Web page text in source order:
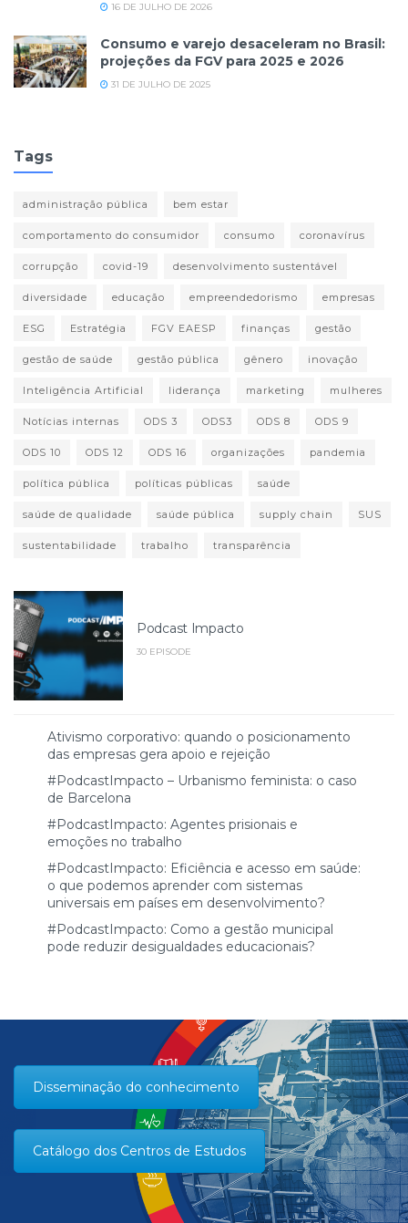
16 DE JULHO DE 2026
Consumo e varejo desaceleram no Brasil:
projeções da FGV para 2025 e 2026
31 DE JULHO DE 2025
Tags
administração pública bem estar
comportamento do consumidor consumo coronavírus
corrupção covid-19 desenvolvimento sustentável
diversidade educação empreendedorismo empresas
ESG Estratégia FGV EAESP finanças gestão
gestão de saúde gestão pública gênero inovação
Inteligência Artificial liderança marketing mulheres
Notícias internas ODS 3 ODS3 ODS 8 ODS 9
ODS 10 ODS 12 ODS 16 organizações pandemia
política pública políticas públicas saúde
saúde de qualidade saúde pública supply chain SUS
sustentabilidade trabalho transparência
Podcast Impacto
30 EPISODE
Ativismo corporativo: quando o posicionamento
das empresas gera apoio e rejeição
#PodcastImpacto – Urbanismo feminista: o caso
de Barcelona
#PodcastImpacto: Agentes prisionais e
emoções no trabalho
#PodcastImpacto: Eficiência e acesso em saúde:
o que podemos aprender com sistemas
universais em países em desenvolvimento?
#PodcastImpacto: Como a gestão municipal
pode reduzir desigualdades educacionais?
Disseminação do conhecimento
Catálogo dos Centros de Estudos